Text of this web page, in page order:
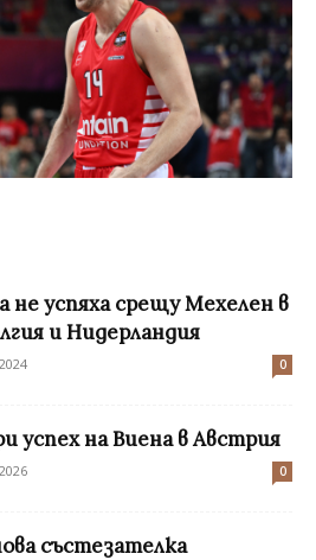
не успяха срещу Мехелен в
и Нидерландия
0
успех на Виена в Австрия
0
състезателка